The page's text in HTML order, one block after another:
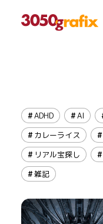
ADHD AI
カレーライス
リアル宝探し
雑記